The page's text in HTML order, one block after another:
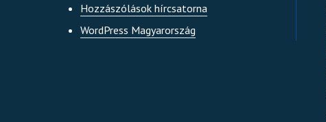
Hozzászólások hírcsatorna
WordPress Magyarország